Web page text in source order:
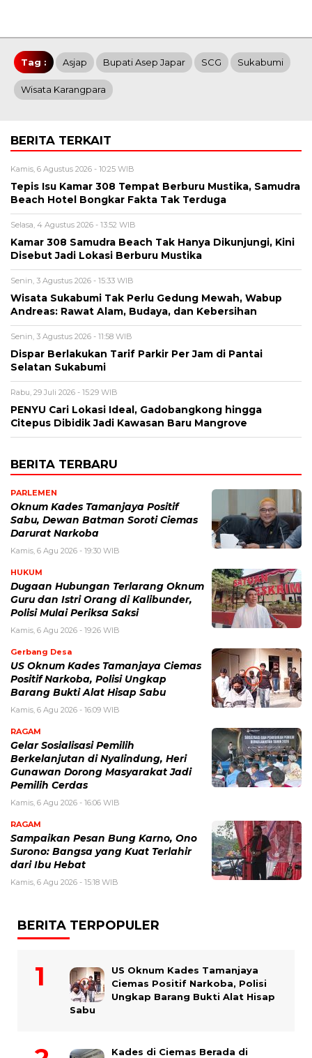
Tag : Asjap Bupati Asep Japar SCG Sukabumi
Wisata Karangpara
BERITA TERKAIT
Kamis, 6 Agustus 2026 - 10:25 WIB
Tepis Isu Kamar 308 Tempat Berburu Mustika, Samudra
Beach Hotel Bongkar Fakta Tak Terduga
Selasa, 4 Agustus 2026 - 13:52 WIB
Kamar 308 Samudra Beach Tak Hanya Dikunjungi, Kini
Disebut Jadi Lokasi Berburu Mustika
Senin, 3 Agustus 2026 - 15:33 WIB
Wisata Sukabumi Tak Perlu Gedung Mewah, Wabup
Andreas: Rawat Alam, Budaya, dan Kebersihan
Senin, 3 Agustus 2026 - 11:58 WIB
Dispar Berlakukan Tarif Parkir Per Jam di Pantai
Selatan Sukabumi
Rabu, 29 Juli 2026 - 15:29 WIB
PENYU Cari Lokasi Ideal, Gadobangkong hingga
Citepus Dibidik Jadi Kawasan Baru Mangrove
BERITA TERBARU
PARLEMEN
Oknum Kades Tamanjaya Positif
Sabu, Dewan Batman Soroti Ciemas
Darurat Narkoba
Kamis, 6 Agu 2026 - 19:30 WIB
HUKUM
Dugaan Hubungan Terlarang Oknum
Guru dan Istri Orang di Kalibunder,
Polisi Mulai Periksa Saksi
Kamis, 6 Agu 2026 - 19:26 WIB
Gerbang Desa
US Oknum Kades Tamanjaya Ciemas
Positif Narkoba, Polisi Ungkap
Barang Bukti Alat Hisap Sabu
Kamis, 6 Agu 2026 - 16:09 WIB
RAGAM
Gelar Sosialisasi Pemilih
Berkelanjutan di Nyalindung, Heri
Gunawan Dorong Masyarakat Jadi
Pemilih Cerdas
Kamis, 6 Agu 2026 - 16:06 WIB
RAGAM
Sampaikan Pesan Bung Karno, Ono
Surono: Bangsa yang Kuat Terlahir
dari Ibu Hebat
Kamis, 6 Agu 2026 - 15:18 WIB
BERITA TERPOPULER
US Oknum Kades Tamanjaya
Ciemas Positif Narkoba, Polisi
Ungkap Barang Bukti Alat Hisap
Sabu
Kades di Ciemas Berada di